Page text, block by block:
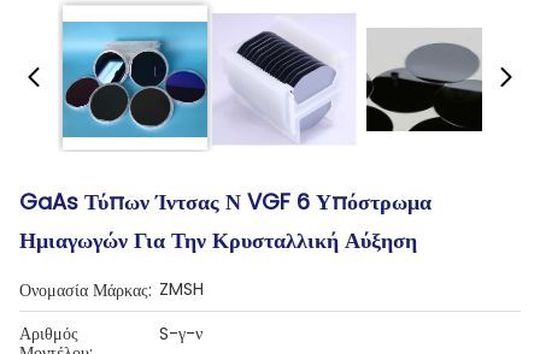
GaAs Τύπων Ίντσας Ν VGF 6 Υπόστρωμα
Ημιαγωγών Για Την Κρυσταλλική Αύξηση
Ονομασία Μάρκας: ZMSH
Αριθμός
S-γ-ν